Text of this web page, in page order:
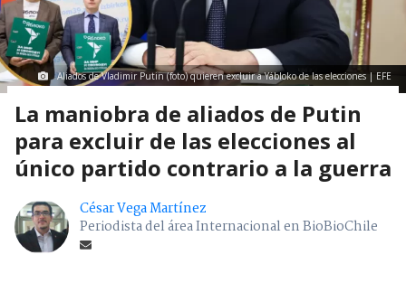
Aliados de Vladimir Putin (foto) quieren excluir a Yábloko de las elecciones | EFE
La maniobra de aliados de Putin
para excluir de las elecciones al
único partido contrario a la guerra
César Vega Martínez
Periodista del área Internacional en BioBioChile